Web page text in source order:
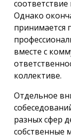
Однако
принимается
вместе с
коллективе.
Отдельное
разных сфер
собственные